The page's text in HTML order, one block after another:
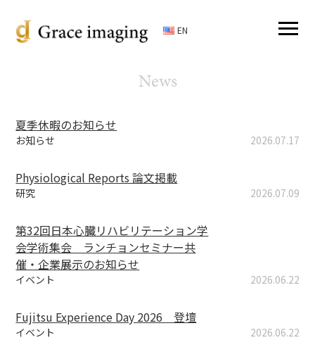
EN
News
夏季休暇のお知らせ
お知らせ 2026.07.17
Physiological Reports 論文掲載
研究 2026.07.09
第32回⽇本⼼臓リハビリテーション学
会学術集会 ランチョンセミナー共
催・企業展示のお知らせ
イベント 2026.06.22
Fujitsu Experience Day 2026 登壇
イベント 2026.06.22